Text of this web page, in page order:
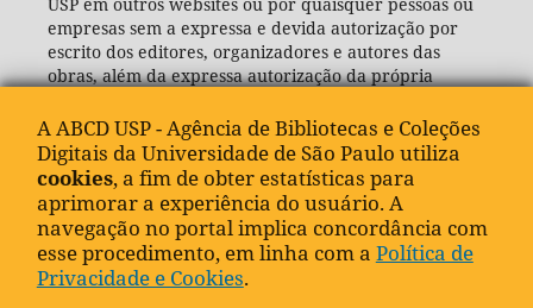
USP em outros websites ou por quaisquer pessoas ou
empresas sem a expressa e devida autorização por
escrito dos editores, organizadores e autores das
obras, além da expressa autorização da própria
(ABCD-USP).
A ABCD USP - Agência de Bibliotecas e Coleções
Digitais da Universidade de São Paulo utiliza
cookies, a fim de obter estatísticas para
aprimorar a experiência do usuário. A
navegação no portal implica concordância com
esse procedimento, em linha com a Política de
Privacidade e Cookies.